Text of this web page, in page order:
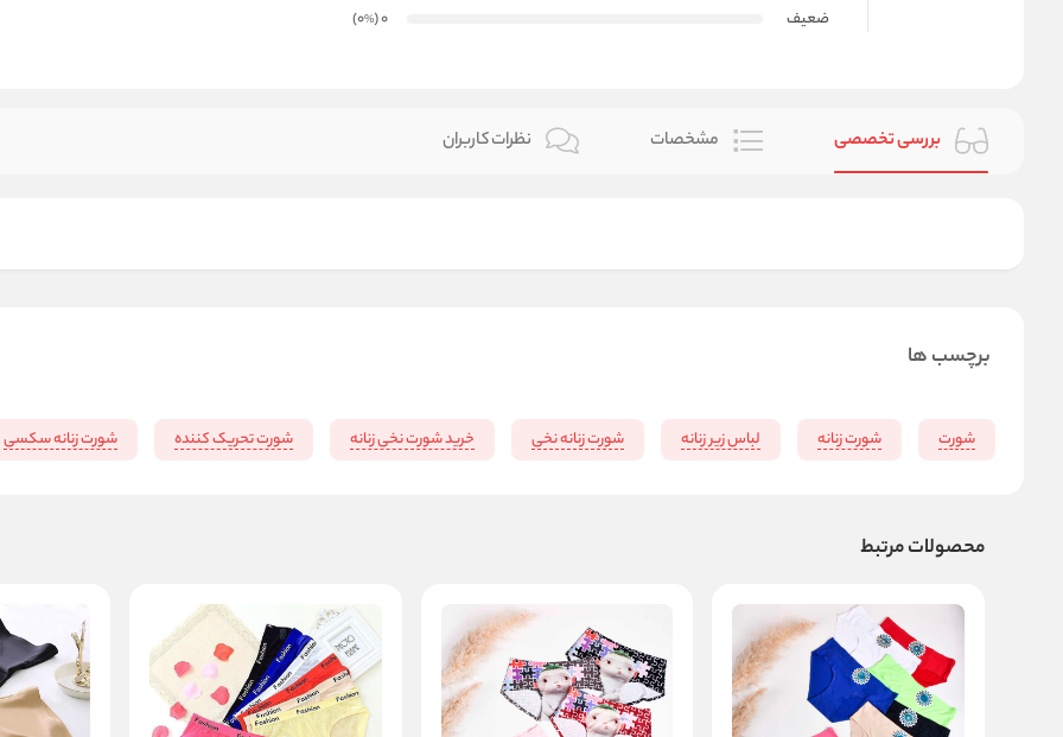
ضعیف
0
(0
%
)
بررسی تخصصی مشخصات نظرات کاربران
برچسب ها
شورت شورت زنانه لباس زیر زنانه شورت زنانه نخی خرید شورت نخی زنانه شورت تحریک کننده شورت زنانه سکسی
محصولات مرتبط